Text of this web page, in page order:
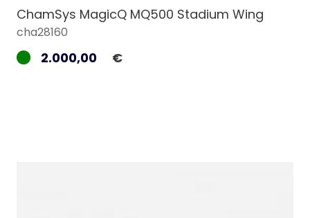
ChamSys MagicQ MQ500 Stadium Wing
cha28160
2.000,00 €